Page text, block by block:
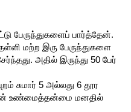
பேருந்துகளைப் பார்த்தேன்.
மற்ற இரு பேருந்துகளை
அதில் இருந்து 50 பேர்
சுமார் 5 அல்லது 6 தூர
அதன் உண்மைத்தன்மை மனதில்